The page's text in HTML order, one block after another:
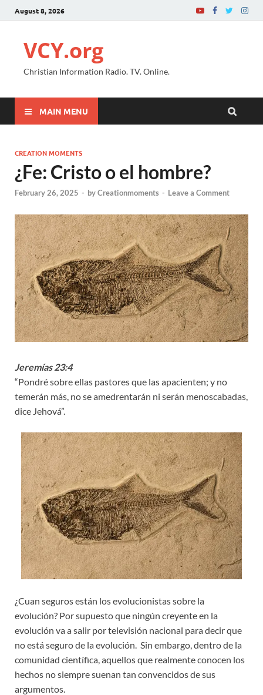
August 8, 2026
VCY.org
Christian Information Radio. TV. Online.
MAIN MENU
CREATION MOMENTS
¿Fe: Cristo o el hombre?
February 26, 2025 - byCreationmoments - Leave a Comment
Jeremías 23:4
“Pondré sobre ellas pastores que las apacienten; y no
temerán más, no se amedrentarán ni serán menoscabadas,
dice Jehová”.
¿Cuan seguros están los evolucionistas sobre la
evolución? Por supuesto que ningún creyente en la
evolución va a salir por televisión nacional para decir que
no está seguro de la evolución. Sin embargo, dentro de la
comunidad científica, aquellos que realmente conocen los
hechos no siempre suenan tan convencidos de sus
argumentos.